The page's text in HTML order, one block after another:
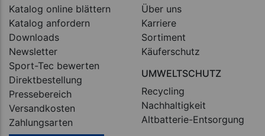
Katalog online blättern
Katalog anfordern
Downloads
Newsletter
Sport-Tec bewerten
Direktbestellung
Pressebereich
Versandkosten
Zahlungsarten
Über uns
Karriere
Sortiment
Käuferschutz
UMWELTSCHUTZ
Recycling
Nachhaltigkeit
Altbatterie-Entsorgung